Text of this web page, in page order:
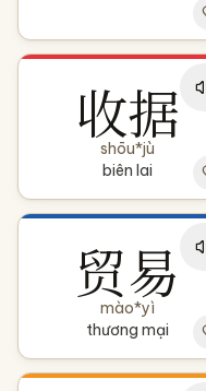
收据
shōu*jù
biên lai
贸易
mào*yì
thương mại